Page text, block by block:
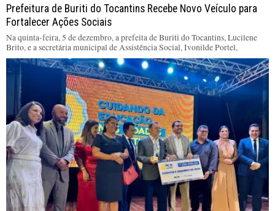
Prefeitura de Buriti do Tocantins Recebe Novo Veículo para
Fortalecer Ações Sociais
Na quinta-feira, 5 de dezembro, a prefeita de Buriti do Tocantins, Lucilene
Brito, e a secretária municipal de Assistência Social, Ivonilde Portel,